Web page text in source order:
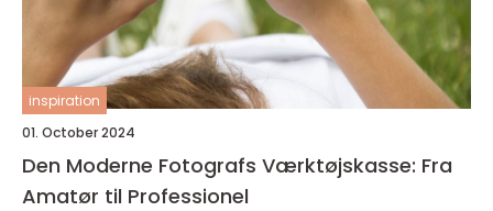
inspiration
01. October 2024
Den Moderne Fotografs Værktøjskasse: Fra
Amatør til Professionel